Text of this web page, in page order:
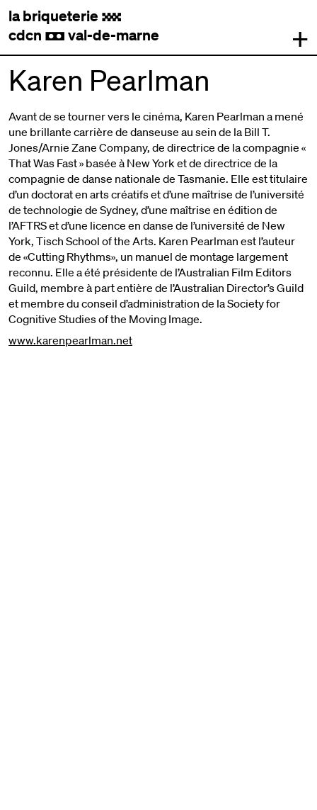
la briqueterie .
cdcn , val-de-marne
+
Karen Pearlman
Avant de se tourner vers le cinéma, Karen Pearlman a mené
une brillante carrière de danseuse au sein de la Bill T.
Jones/Arnie Zane Company, de directrice de la compagnie «
That Was Fast » basée à New York et de directrice de la
compagnie de danse nationale de Tasmanie. Elle est titulaire
d’un doctorat en arts créatifs et d’une maîtrise de l’université
de technologie de Sydney, d’une maîtrise en édition de
l’AFTRS et d’une licence en danse de l’université de New
York, Tisch School of the Arts. Karen Pearlman est l’auteur
de «Cutting Rhythms», un manuel de montage largement
reconnu. Elle a été présidente de l’Australian Film Editors
Guild, membre à part entière de l’Australian Director’s Guild
et membre du conseil d’administration de la Society for
Cognitive Studies of the Moving Image.
www.karenpearlman.net